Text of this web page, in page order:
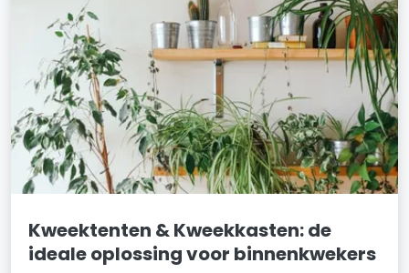
Kweektenten & Kweekkasten: de
ideale oplossing voor binnenkwekers